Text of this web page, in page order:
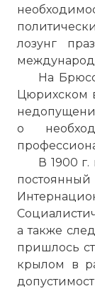
лозунг
На
Цюрихском
о
В 1900
а также
пришлось
крылом в